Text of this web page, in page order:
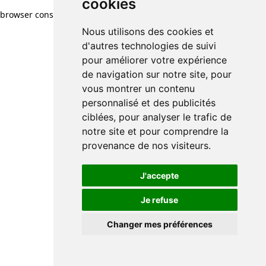
cookies
Nous utilisons des cookies et
d'autres technologies de suivi
pour améliorer votre expérience
de navigation sur notre site, pour
vous montrer un contenu
personnalisé et des publicités
ciblées, pour analyser le trafic de
notre site et pour comprendre la
provenance de nos visiteurs.
J'accepte
Je refuse
Changer mes préférences
browser console for more information)